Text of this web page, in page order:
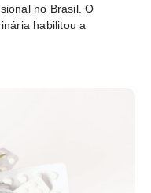
no Brasil. O
habilitou a